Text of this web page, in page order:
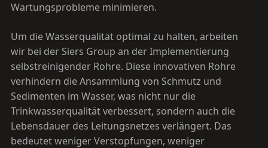
Wartungsprobleme minimieren.
Um die Wasserqualität optimal zu halten, arbeiten
wir bei der Siers Group an der Implementierung
selbstreinigender Rohre. Diese innovativen Rohre
verhindern die Ansammlung von Schmutz und
Sedimenten im Wasser, was nicht nur die
Trinkwasserqualität verbessert, sondern auch die
Lebensdauer des Leitungsnetzes verlängert. Das
bedeutet weniger Verstopfungen, weniger